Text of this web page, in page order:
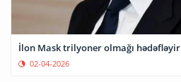
İlon Mask trilyoner olmağı hədəfləyir
02-04-2026